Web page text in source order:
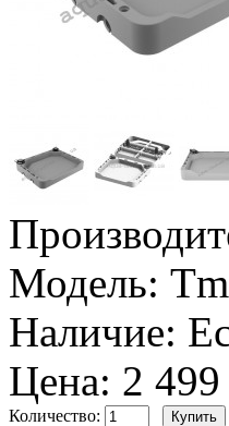
Модель:
Наличие:
Цена: 2 499
Количество: